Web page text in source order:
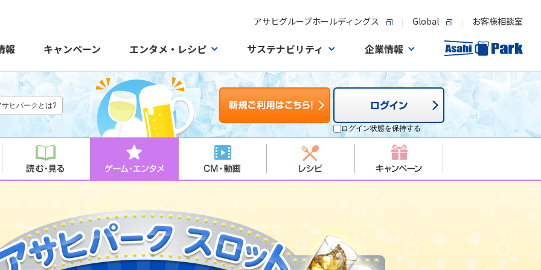
アサヒグループホールディングス Global お客様相談室
報 キャンペーン エンタメ・レシピ サステナビリティ 企業情報
サヒパークとは?
ログイン状態を保持する